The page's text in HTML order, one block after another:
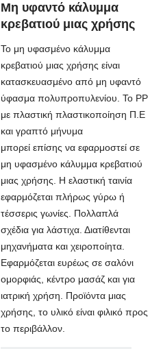
Μη υφαντό κάλυμμα
κρεβατιού μιας χρήσης
Το μη υφασμένο κάλυμμα
κρεβατιού μιας χρήσης είναι
κατασκευασμένο από μη υφαντό
ύφασμα πολυπροπυλενίου. Το PP
με πλαστική πλαστικοποίηση Π.Ε
και γραπτό μήνυμα
μπορεί επίσης να εφαρμοστεί σε
μη υφασμένο κάλυμμα κρεβατιού
μιας χρήσης. Η ελαστική ταινία
εφαρμόζεται πλήρως γύρω ή
τέσσερις γωνίες. Πολλαπλά
σχέδια για λάστιχα. Διατίθενται
μηχανήματα και χειροποίητα.
Εφαρμόζεται ευρέως σε σαλόνι
ομορφιάς, κέντρο μασάζ και για
ιατρική χρήση. Προϊόντα μιας
χρήσης, το υλικό είναι φιλικό προς
το περιβάλλον.